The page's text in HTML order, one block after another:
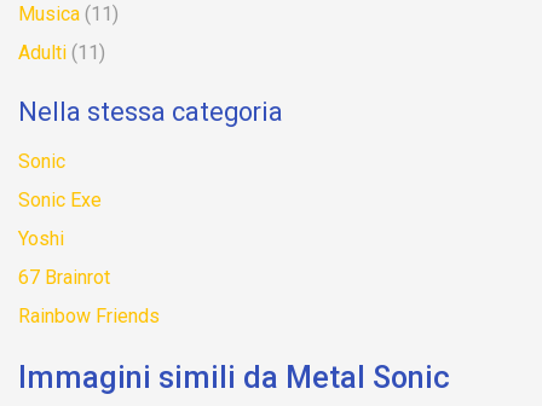
Musica (11)
Adulti (11)
Nella stessa categoria
Sonic
Sonic Exe
Yoshi
67 Brainrot
Rainbow Friends
Immagini simili da Metal Sonic